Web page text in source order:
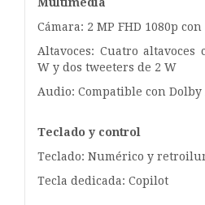
Cámara: 2 MP FHD 1080p
Altavoces: Cuatro altavoces
W y dos tweeters de 2 W
Audio: Compatible con Dolby
Teclado y control
Teclado: Numérico y
Tecla dedicada: Copilot